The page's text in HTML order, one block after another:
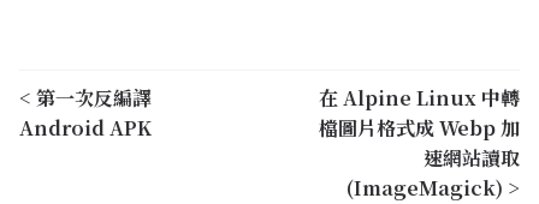
< 第一次反編譯
Android APK
在 Alpine Linux 中轉
檔圖片格式成 Webp 加
速網站讀取
(ImageMagick) >